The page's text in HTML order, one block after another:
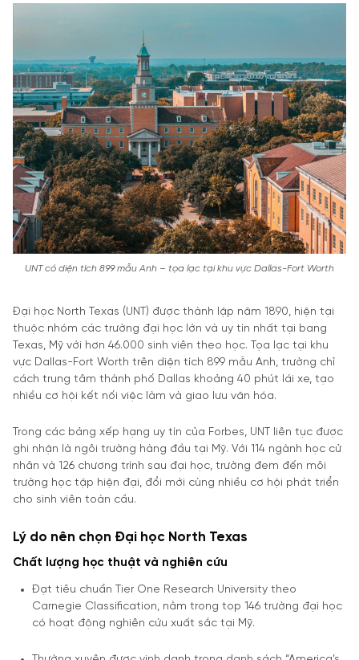
UNT có diện tích 899 mẫu Anh – tọa lạc tại khu vực Dallas-Fort Worth
Đại học North Texas (UNT) được thành lập năm 1890, hiện tại
thuộc nhóm các trường đại học lớn và uy tín nhất tại bang
Texas, Mỹ với hơn 46.000 sinh viên theo học. Tọa lạc tại khu
vực Dallas-Fort Worth trên diện tích 899 mẫu Anh, trường chỉ
cách trung tâm thành phố Dallas khoảng 40 phút lái xe, tạo
nhiều cơ hội kết nối việc làm và giao lưu văn hóa.
Trong các bảng xếp hạng uy tín của Forbes, UNT liên tục được
ghi nhận là ngôi trường hàng đầu tại Mỹ. Với 114 ngành học cử
nhân và 126 chương trình sau đại học, trường đem đến môi
trường học tập hiện đại, đổi mới cùng nhiều cơ hội phát triển
cho sinh viên toàn cầu.
Lý do nên chọn Đại học North Texas
Chất lượng học thuật và nghiên cứu
Đạt tiêu chuẩn Tier One Research University theo
Carnegie Classification, nằm trong top 146 trường đại học
có hoạt động nghiên cứu xuất sắc tại Mỹ.